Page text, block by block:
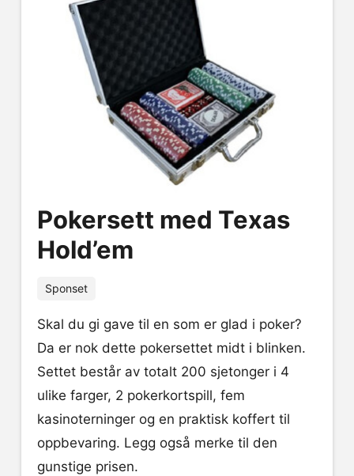
Pokersett med Texas
Hold’em
Sponset
Skal du gi gave til en som er glad i poker?
Da er nok dette pokersettet midt i blinken.
Settet består av totalt 200 sjetonger i 4
ulike farger, 2 pokerkortspill, fem
kasinoterninger og en praktisk koffert til
oppbevaring. Legg også merke til den
gunstige prisen.